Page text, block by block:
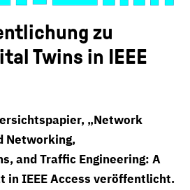
zu
Twins in IEEE
„Network
Networking,
and Traffic Engineering: A
in IEEE Access veröffentlicht.